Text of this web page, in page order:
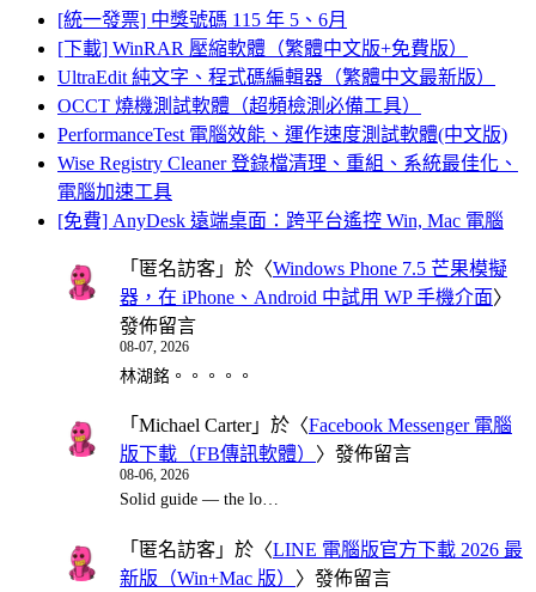
[統一發票] 中獎號碼 115 年 5、6月
[下載] WinRAR 壓縮軟體（繁體中文版+免費版）
UltraEdit 純文字、程式碼編輯器（繁體中文最新版）
OCCT 燒機測試軟體（超頻檢測必備工具）
PerformanceTest 電腦效能、運作速度測試軟體(中文版)
Wise Registry Cleaner 登錄檔清理、重組、系統最佳化、
電腦加速工具
[免費] AnyDesk 遠端桌面：跨平台遙控 Win, Mac 電腦
「 匿名訪客 」於〈Windows Phone 7.5 芒果模擬
器，在 iPhone、Android 中試用 WP 手機介面〉
發佈留言
08-07, 2026
林湖銘。。。。。
「 Michael Carter」於〈Facebook Messenger 電腦
版下載（FB傳訊軟體） 〉發佈留言
08-06, 2026
Solid guide — the lo…
「 匿名訪客 」於〈LINE 電腦版官方下載 2026 最
新版（Win+Mac 版） 〉發佈留言